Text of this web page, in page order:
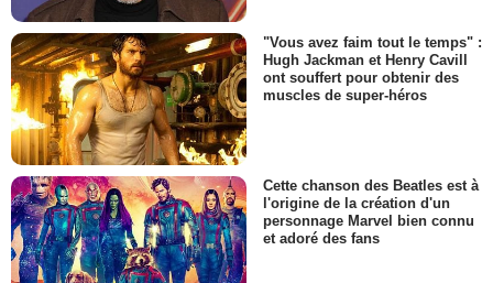
"Vous avez faim tout le temps" :
Hugh Jackman et Henry Cavill
ont souffert pour obtenir des
muscles de super-héros
Cette chanson des Beatles est à
l'origine de la création d'un
personnage Marvel bien connu
et adoré des fans